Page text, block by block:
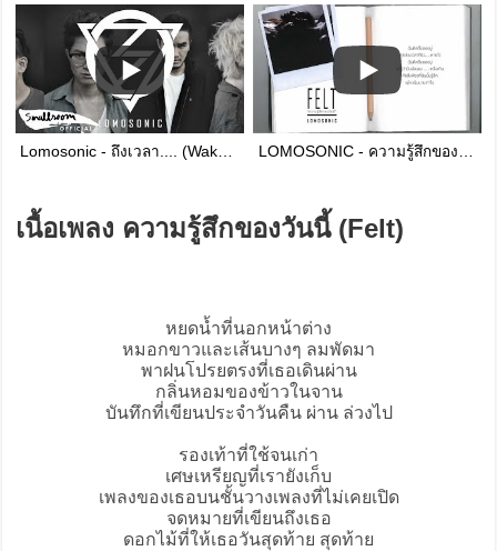
Lomosonic - ถึงเวลา.... (Wake) [official Single] LOMOSONIC - ความรู้สึกของวันนี้ (FELT) [Official Audio]
เนื้อเพลง ความรู้สึกของวันนี้ (Felt)
หยดน้ำที่นอกหน้าต่าง
หมอกขาวและเส้นบางๆ ลมพัดมา
พาฝนโปรยตรงที่เธอเดินผ่าน
กลิ่นหอมของข้าวในจาน
บันทึกที่เขียนประจำวันคืน ผ่าน ล่วงไป
รองเท้าที่ใช้จนเก่า
เศษเหรียญที่เรายังเก็บ
เพลงของเธอบนชั้นวางเพลงที่ไม่เคยเปิด
จดหมายที่เขียนถึงเธอ
ดอกไม้ที่ให้เธอวันสุดท้าย สุดท้าย